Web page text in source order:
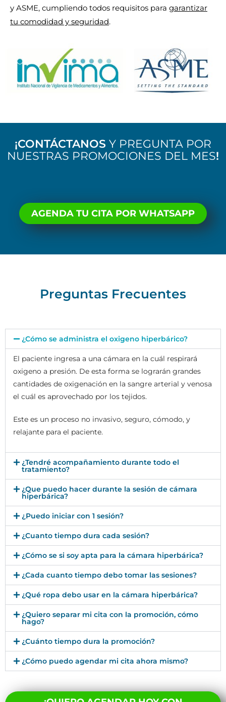
y ASME, cumpliendo todos requisitos para garantizar
tu comodidad y seguridad.
¡CONTÁCTANOS Y PREGUNTA POR
NUESTRAS PROMOCIONES DEL MES!
AGENDA TU CITA POR WHATSAPP
Preguntas Frecuentes
¿Cómo se administra el oxigeno hiperbárico?
El paciente ingresa a una cámara en la cuál respirará
oxigeno a presión. De esta forma se lograrán grandes
cantidades de oxigenación en la sangre arterial y venosa
el cuál es aprovechado por los tejidos.
Este es un proceso no invasivo, seguro, cómodo, y
relajante para el paciente.
¿Tendré acompañamiento durante todo el
tratamiento?
¿Que puedo hacer durante la sesión de cámara
hiperbárica?
¿Puedo iniciar con 1 sesión?
¿Cuanto tiempo dura cada sesión?
¿Cómo se si soy apta para la cámara hiperbárica?
¿Cada cuanto tiempo debo tomar las sesiones?
¿Qué ropa debo usar en la cámara hiperbárica?
¿Quiero separar mi cita con la promoción, cómo
hago?
¿Cuánto tiempo dura la promoción?
¿Cómo puedo agendar mi cita ahora mismo?